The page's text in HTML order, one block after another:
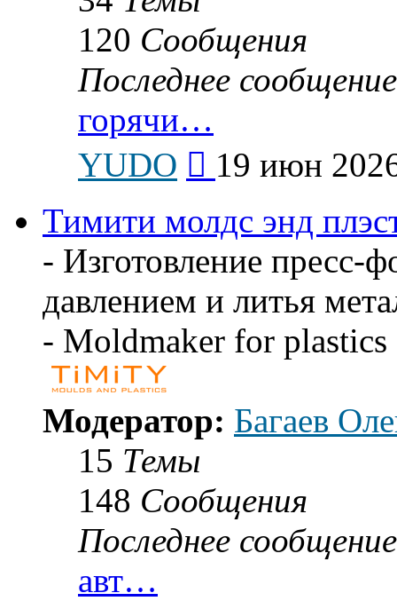
120 Сообщения
Последнее сообщение
горячи…
YUDO
последнему
19 июн
Тимити молдс энд
- Изготовление пресс-
давлением и литья
- Moldmaker for
Модератор: Багаев
15 Темы
148 Сообщения
Последнее сообщение
авт…